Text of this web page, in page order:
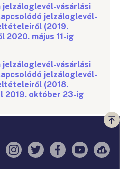
jelzáloglevél-vásárlási
jelzáloglevél-
(2019.
2020. május 11-ig
jelzáloglevél-vásárlási
jelzáloglevél-
(2018.
2019. október 23-ig
a
Instagram
TwitterFacebook
YouTube